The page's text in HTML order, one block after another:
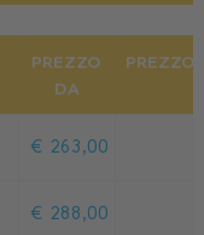
PREZZO
DA
PREZZO
€ 263,00
€ 288,00